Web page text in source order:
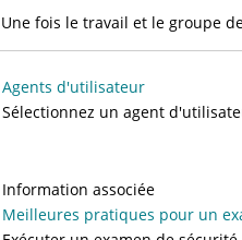
Une fois le travail et le groupe
Agents d'utilisateur
Sélectionnez un agent
Information associée
Meilleures pratiques pour un